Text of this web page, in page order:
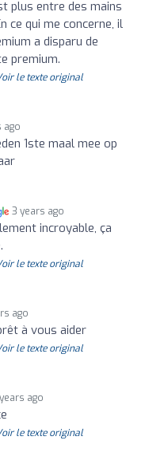
plus entre des mains
ce qui me concerne, il
a disparu de
premium.
le texte original
ago
1ste maal mee op
3 years ago
incroyable, ça
le texte original
ago
à vous aider
le texte original
ago
le texte original